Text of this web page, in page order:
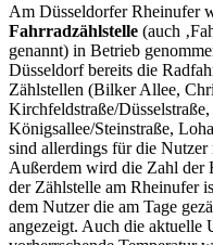
Am Düsseldorfer Rheinufer
Fahrradzählstelle (auch
genannt) in Betrieb
Düsseldorf bereits die
Zählstellen (Bilker Allee,
Kirchfeldstraße/
Königsallee/Steinstraße,
sind allerdings für die Nutzer
Außerdem wird die Zahl der
der Zählstelle am Rheinufer
dem Nutzer die am Tage
angezeigt. Auch die aktuelle